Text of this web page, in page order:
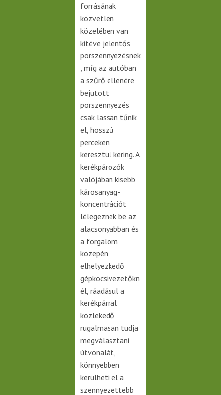
forrásának
közvetlen
közelében van
kitéve jelentős
porszennyezésnek
, míg az autóban
a szűrő ellenére
bejutott
porszennyezés
csak lassan tűnik
el, hosszú
perceken
keresztül kering. A
kerékpározók
valójában kisebb
károsanyag-
koncentrációt
lélegeznek be az
alacsonyabban és
a forgalom
közepén
elhelyezkedő
gépkocsivezetőkn
él, ráadásul a
kerékpárral
közlekedő
rugalmasan tudja
megválasztani
útvonalát,
könnyebben
kerülheti el a
szennyezettebb